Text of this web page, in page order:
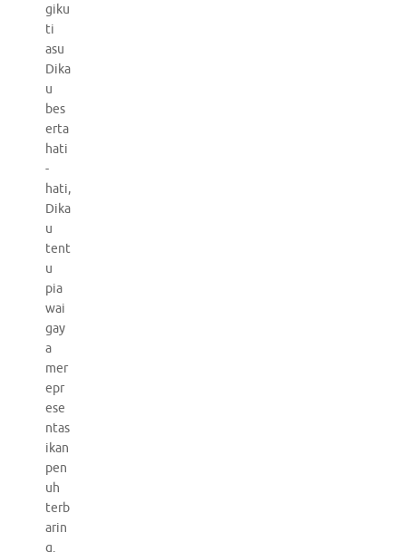
giku
ti
asu
Dika
u
bes
erta
hati
-
hati,
Dika
u
tent
u
pia
wai
gay
a
mer
epr
ese
ntas
ikan
pen
uh
terb
arin
g.